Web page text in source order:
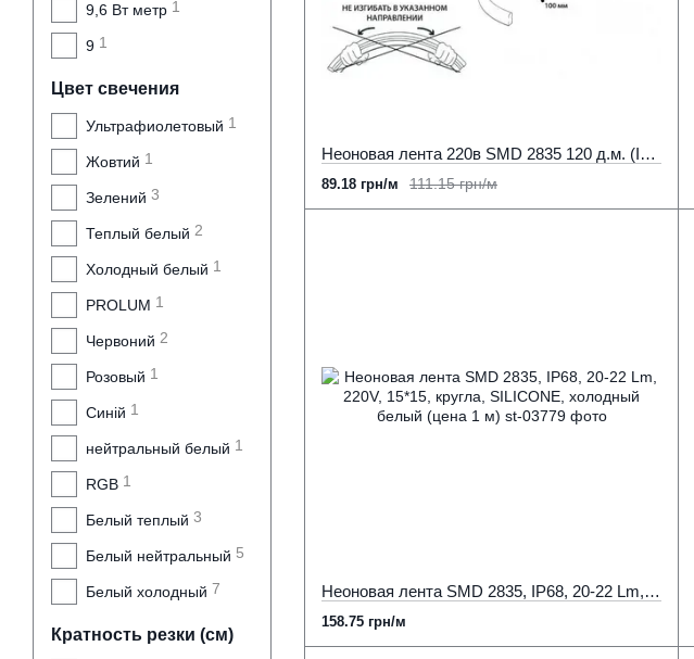
Неоновая лента 220в SMD 2835 120 д.м. (IP65) 220В 8х16мм желтый (цена 1м) (52)
111.15 грн/м
89.18 грн/м
Неоновая лента SMD 2835, IP68, 20-22 Lm, 220V, 15*15, кругла, SILICONE, холодный белый (цена 1 м)
158.75 грн/м
9,6 Вт метр 1
9 1
Цвет свечения
Ультрафиолетовый 1
Жовтий 1
Зелений 3
Теплый белый 2
Холодный белый 1
PROLUM 1
Червоний 2
Розовый 1
Синій 1
нейтральный белый 1
RGB 1
Белый теплый 3
Белый нейтральный 5
Белый холодный 7
Кратность резки (см)